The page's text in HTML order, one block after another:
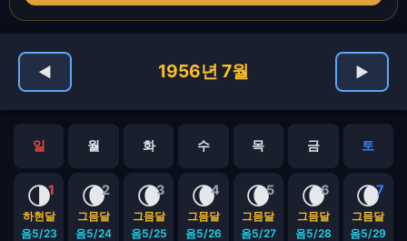
◀ 1956년 7월 ▶
일 월 화 수 목 금 토
1
🌗
하현달
음5/23
2
🌘
그믐달
음5/24
3
🌘
그믐달
음5/25
4
🌘
그믐달
음5/26
5
🌘
그믐달
음5/27
6
🌘
그믐달
음5/28
7
🌘
그믐달
음5/29